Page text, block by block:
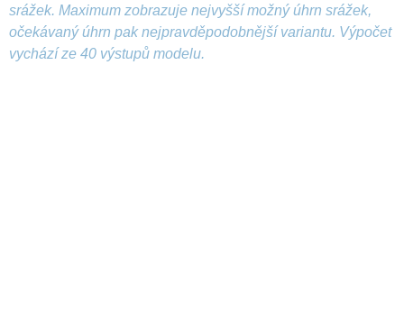
srážek. Maximum zobrazuje nejvyšší možný úhrn srážek,
očekávaný úhrn pak nejpravděpodobnější variantu. Výpočet
vychází ze 40 výstupů modelu.